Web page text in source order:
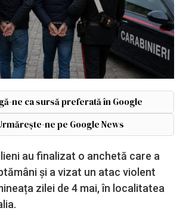
ne ca sursă preferată în Google
ne pe Google News
au finalizat o anchetă care a
și a vizat un atac violent
zilei de 4 mai, în localitatea